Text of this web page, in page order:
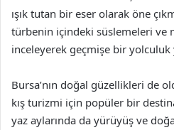
ışık tutan bir eser olarak öne
türbenin içindeki süslemeleri ve
inceleyerek geçmişe bir yolculuk
Bursa’nın doğal güzellikleri de
kış turizmi için popüler bir
yaz aylarında da yürüyüş ve